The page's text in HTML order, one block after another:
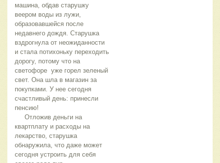
машина, обдав старушку
веером воды из лужи,
образовавшейся после
недавнего дождя. Старушка
вздрогнула от неожиданности
и стала потихоньку переходить
дорогу, потому что на
светофоре уже горел зеленый
свет. Она шла в магазин за
покупками. У нее сегодня
счастливый день: принесли
пенсию!
Отложив деньги на
квартплату и расходы на
лекарство, старушка
обнаружила, что даже может
сегодня устроить для себя